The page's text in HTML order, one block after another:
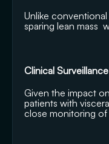
Unlike
sparing lean mass
Clinical
Given the impact
patients with
close monitoring